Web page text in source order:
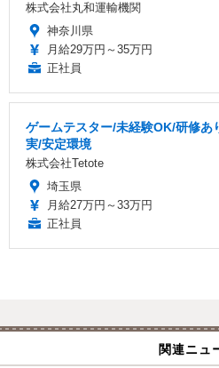
株式会社丸和運輸機関
神奈川県
月給29万円～35万円
正社員
ゲームテスター/未経験OK/研修あ
実/安定環境
株式会社Tetote
埼玉県
月給27万円～33万円
正社員
関連ニュ